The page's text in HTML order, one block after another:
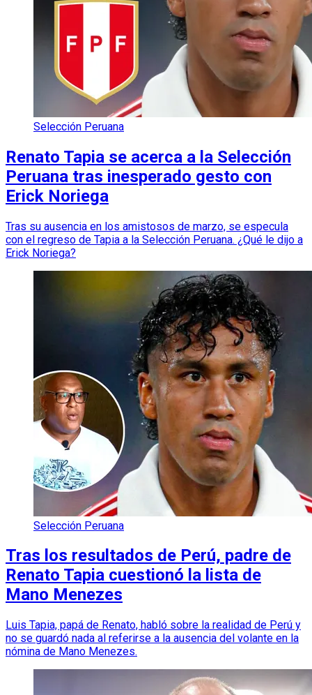
Selección Peruana
Renato Tapia se acerca a la Selección
Peruana tras inesperado gesto con
Erick Noriega
Tras su ausencia en los amistosos de marzo, se especula
con el regreso de Tapia a la Selección Peruana. ¿Qué le dijo a
Erick Noriega?
Selección Peruana
Tras los resultados de Perú, padre de
Renato Tapia cuestionó la lista de
Mano Menezes
Luis Tapia, papá de Renato, habló sobre la realidad de Perú y
no se guardó nada al referirse a la ausencia del volante en la
nómina de Mano Menezes.